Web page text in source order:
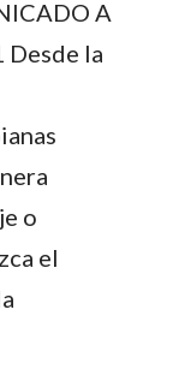
A
Desde la
o
el